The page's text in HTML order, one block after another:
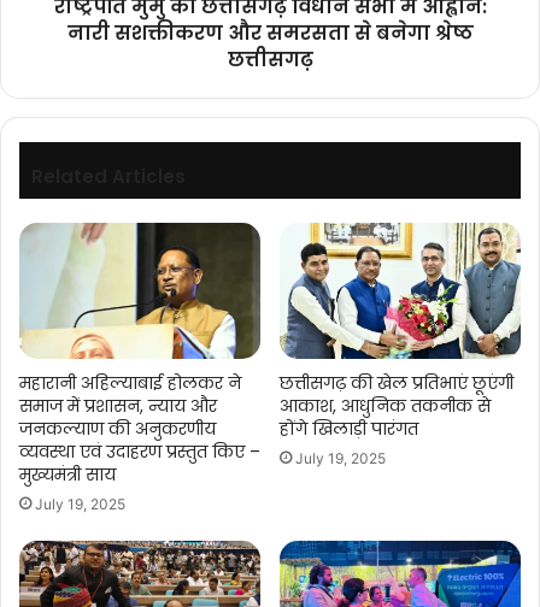
श्रेष्ठ
छत्तीसगढ़
राष्ट्रपति मुर्मु का छत्तीसगढ़ विधान सभा में आह्वान:
नारी सशक्तीकरण और समरसता से बनेगा श्रेष्ठ
छत्तीसगढ़
महारानी अहिल्याबाई होलकर ने
समाज में प्रशासन, न्याय और
जनकल्याण की अनुकरणीय
व्यवस्था एवं उदाहरण प्रस्तुत किए –
मुख्यमंत्री साय
July 19, 2025
छत्तीसगढ़ की खेल प्रतिभाएं छूएंगी
आकाश, आधुनिक तकनीक से
होंगे खिलाड़ी पारंगत
July 19, 2025